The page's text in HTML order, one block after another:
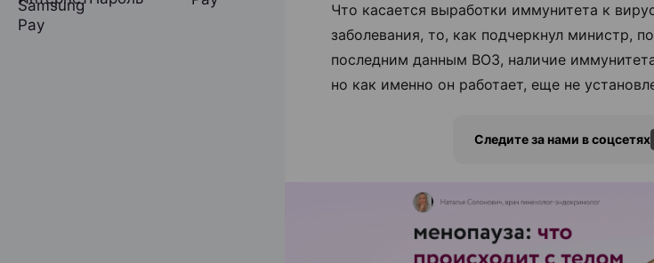
Что касается выработки иммунитета к
заболевания, то, как подчеркнул министр,
последним данным ВОЗ, наличие
но как именно он работает, еще не
Следите за нами в соцсетях
ЭФФЕКТИВНАЯ РЕКЛАМА